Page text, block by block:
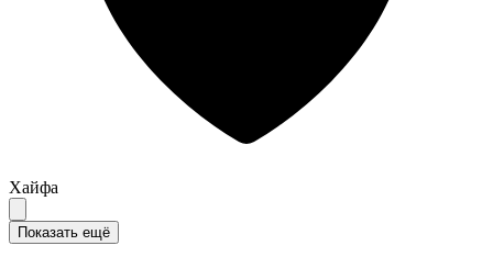
Хайфа
Показать ещё